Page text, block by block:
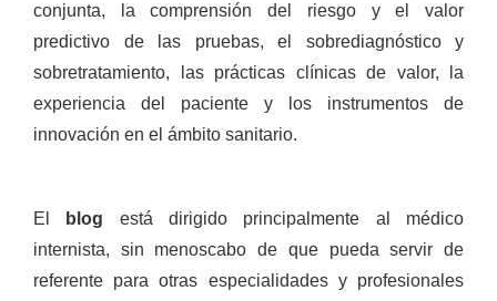
conjunta, la comprensión del riesgo y el valor
predictivo de las pruebas, el sobrediagnóstico y
sobretratamiento, las prácticas clínicas de valor, la
experiencia del paciente y los instrumentos de
innovación en el ámbito sanitario.
El blog está dirigido principalmente al médico
internista, sin menoscabo de que pueda servir de
referente para otras especialidades y profesionales